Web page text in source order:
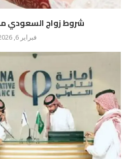
شروط زواج السعودي من
فبراير 6, 2026